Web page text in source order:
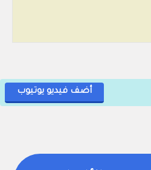
أضف فيديو يوتيوب